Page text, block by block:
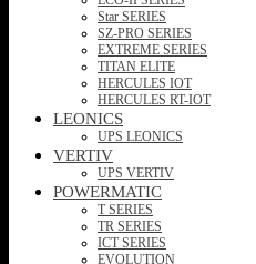
Star SERIES
SZ-PRO SERIES
EXTREME SERIES
TITAN ELITE
HERCULES IOT
HERCULES RT-IOT
LEONICS
UPS LEONICS
VERTIV
UPS VERTIV
POWERMATIC
T SERIES
TR SERIES
ICT SERIES
EVOLUTION